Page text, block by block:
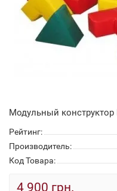
Модульный
Рейтинг:
Производитель:
Код Товара:
4 900 грн.